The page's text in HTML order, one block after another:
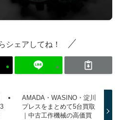
シェアしてね！
AMADA・WASINO・淀川
プレスをまとめて5台買取
｜中古工作機械の高価買